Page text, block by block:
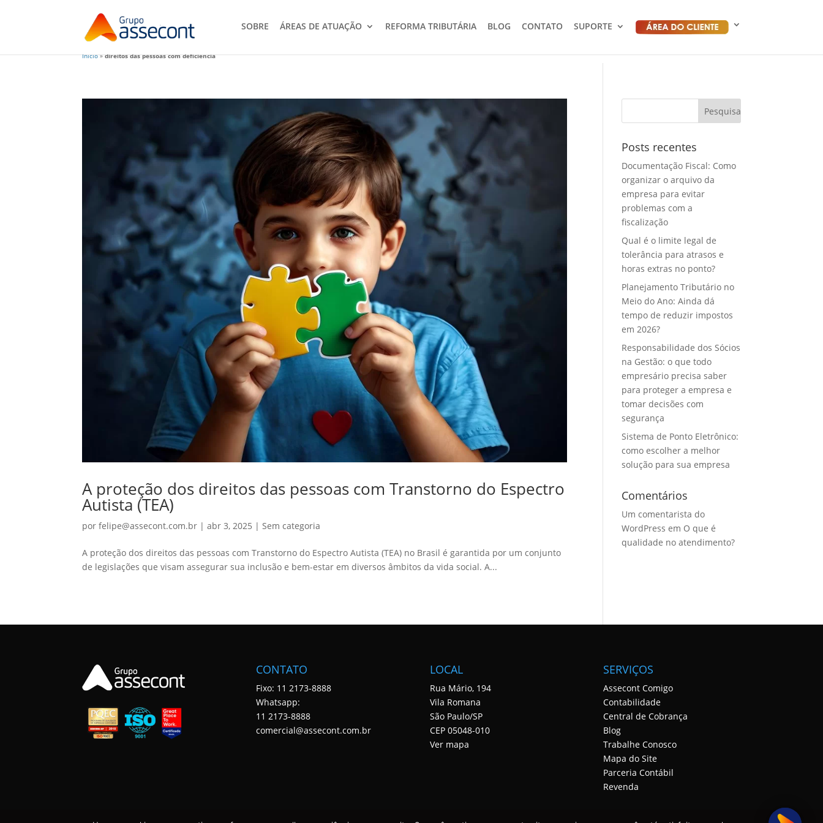
SOBRE ÁREAS DE ATUAÇÃO REFORMA TRIBUTÁRIA BLOG CONTATO SUPORTE
Início»direitos das pessoas com deficiência
A proteção dos direitos das pessoas com Transtorno do Espectro
Autista (TEA)
porfelipe@assecont.com.br |abr 3, 2025 | Sem categoria
A proteção dos direitos das pessoas com Transtorno do Espectro Autista (TEA) no Brasil é garantida por um conjunto
de legislações que visam assegurar sua inclusão e bem-estar em diversos âmbitos da vida social. A...
Posts recentes
Documentação Fiscal: Como
organizar o arquivo da
empresa para evitar
problemas com a
fiscalização
Qual é o limite legal de
tolerância para atrasos e
horas extras no ponto?
Planejamento Tributário no
Meio do Ano: Ainda dá
tempo de reduzir impostos
em 2026?
Responsabilidade dos Sócios
na Gestão: o que todo
empresário precisa saber
para proteger a empresa e
tomar decisões com
segurança
Sistema de Ponto Eletrônico:
como escolher a melhor
solução para sua empresa
Comentários
Um comentarista do
WordPress em O que é
qualidade no atendimento?
CONTATO
Fixo: 11 2173-8888
Whatsapp:
11 2173-8888
comercial@assecont.com.br
LOCAL
Rua Mário, 194
Vila Romana
São Paulo/SP
CEP 05048-010
Ver mapa
SERVIÇOS
Assecont Comigo
Contabilidade
Central de Cobrança
Blog
Trabalhe Conosco
Mapa do Site
Parceria Contábil
Revenda